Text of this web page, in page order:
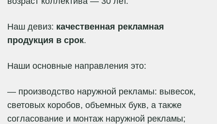
Наш девиз: качественная рекламная
продукция в срок.
Наши основные направления это:
— производство наружной рекламы: вывесок,
световых коробов, объемных букв, а также
согласование и монтаж наружной рекламы;